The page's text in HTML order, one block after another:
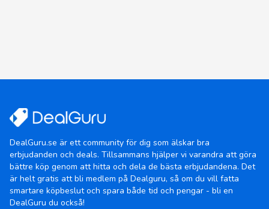
DealGuru.se är ett community för dig som älskar bra
erbjudanden och deals. Tillsammans hjälper vi varandra att göra
bättre köp genom att hitta och dela de bästa erbjudandena. Det
är helt gratis att bli medlem på Dealguru, så om du vill fatta
smartare köpbeslut och spara både tid och pengar - bli en
DealGuru du också!